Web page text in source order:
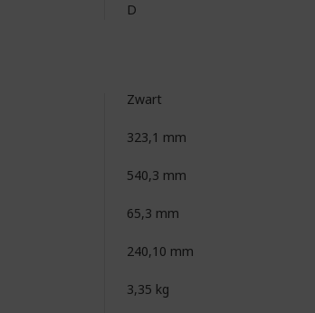
D
Zwart
323,1 mm
540,3 mm
65,3 mm
240,10 mm
3,35 kg